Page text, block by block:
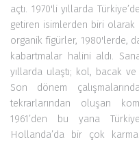
açtı. 1970'li yıllarda
getiren isimlerden biri olarak
organik figürler, 1980'lerde,
kabartmalar halini aldı.
yıllarda ulaştı; kol, bacak
Son dönem
tekrarlarından oluşan
1961’den bu yana
Hollanda’da bir çok